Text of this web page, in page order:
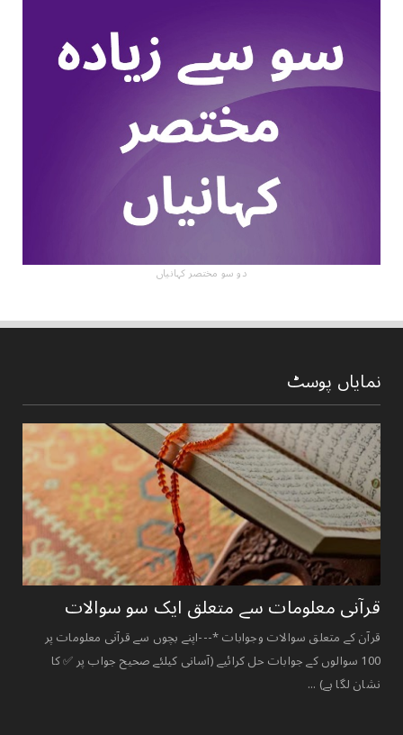
دو سو مختصر کہانیاں
نمایاں پوسٹ
قرآنی ‏معلومات ‏سے ‏متعلق ‏ایک ‏سو ‏سوالات ‏
قرآن کے متعلق سوالات وجوابات *---اپنے بچوں سے قرآنی معلومات پر
100 سوالوں کے جوابات حل کرائیے (آسانی کیلئے صحیح جواب پر ✅ کا
نشان لگا ہے) ...